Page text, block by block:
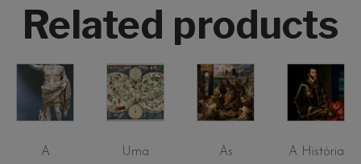
Related products
A
Uma
As
A História